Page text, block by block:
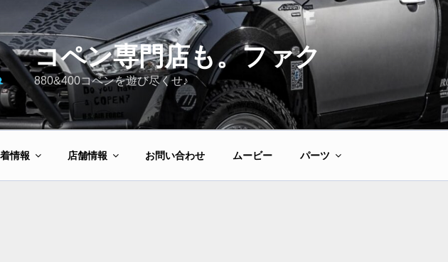
コペン専門店も。ファク
880&400コペンを遊び尽くせ♪
情報 店舗情報 お問い合わせ ムービー パーツ